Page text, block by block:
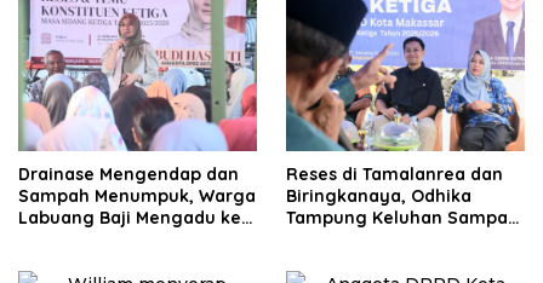
Drainase Mengendap dan
Sampah Menumpuk, Warga
Labuang Baji Mengadu ke
Reses di Tamalanrea dan
Biringkanaya, Odhika
Tampung Keluhan Sampah